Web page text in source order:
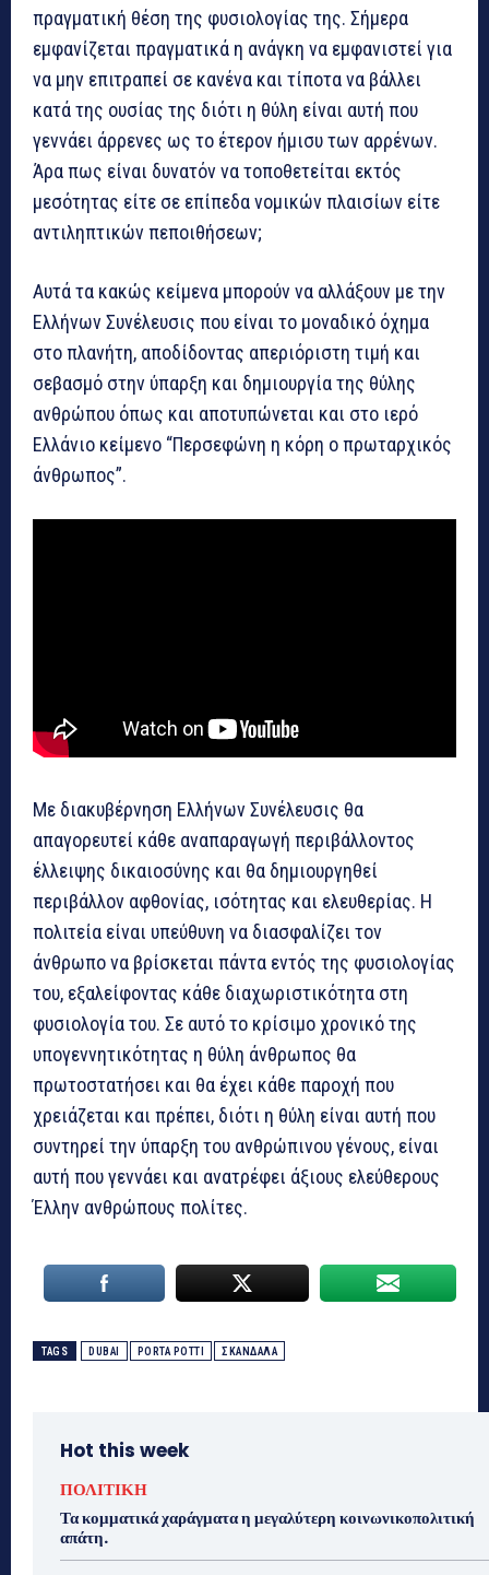
πραγματική θέση της φυσιολογίας της. Σήμερα
εμφανίζεται πραγματικά η ανάγκη να εμφανιστεί για
να μην επιτραπεί σε κανένα και τίποτα να βάλλει
κατά της ουσίας της διότι η θύλη είναι αυτή που
γεννάει άρρενες ως το έτερον ήμισυ των αρρένων.
Άρα πως είναι δυνατόν να τοποθετείται εκτός
μεσότητας είτε σε επίπεδα νομικών πλαισίων είτε
αντιληπτικών πεποιθήσεων;
Αυτά τα κακώς κείμενα μπορούν να αλλάξουν με την
Ελλήνων Συνέλευσις που είναι το μοναδικό όχημα
στο πλανήτη, αποδίδοντας απεριόριστη τιμή και
σεβασμό στην ύπαρξη και δημιουργία της θύλης
ανθρώπου όπως και αποτυπώνεται και στο ιερό
Ελλάνιο κείμενο “Περσεφώνη η κόρη ο πρωταρχικός
άνθρωπος”.
Με διακυβέρνηση Ελλήνων Συνέλευσις θα
απαγορευτεί κάθε αναπαραγωγή περιβάλλοντος
έλλειψης δικαιοσύνης και θα δημιουργηθεί
περιβάλλον αφθονίας, ισότητας και ελευθερίας. Η
πολιτεία είναι υπεύθυνη να διασφαλίζει τον
άνθρωπο να βρίσκεται πάντα εντός της φυσιολογίας
του, εξαλείφοντας κάθε διαχωριστικότητα στη
φυσιολογία του. Σε αυτό το κρίσιμο χρονικό της
υπογεννητικότητας η θύλη άνθρωπος θα
πρωτοστατήσει και θα έχει κάθε παροχή που
χρειάζεται και πρέπει, διότι η θύλη είναι αυτή που
συντηρεί την ύπαρξη του ανθρώπινου γένους, είναι
αυτή που γεννάει και ανατρέφει άξιους ελεύθερους
Έλλην ανθρώπους πολίτες.
TAGS DUBAI PORTA POTTI ΣΚΑΝΔΑΛΑ
Hot this week
ΠΟΛΙΤΙΚΗ
Τα κομματικά χαράγματα η μεγαλύτερη κοινωνικοπολιτική
απάτη.